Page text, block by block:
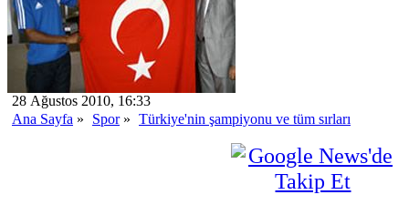
28 Ağustos 2010, 16:33
Ana Sayfa » Spor» Türkiye'nin şampiyonu ve tüm sırları